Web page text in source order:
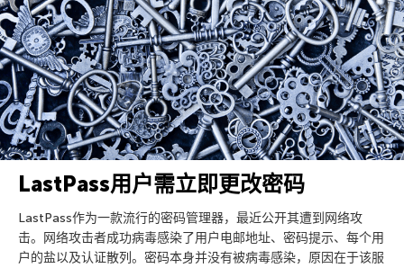
LastPass用户需立即更改密码
LastPass作为一款流行的密码管理器，最近公开其遭到网络攻
击。网络攻击者成功病毒感染了用户电邮地址、密码提示、每个用
户的盐以及认证散列。密码本身并没有被病毒感染，原因在于该服